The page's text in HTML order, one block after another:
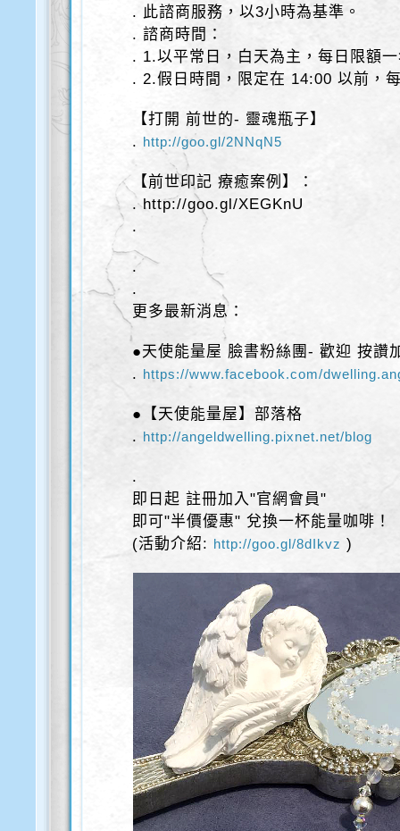
. 此諮商服務，以3小時為基準。
. 諮商時間：
. 1.以平常日，白天為主，每日限額
. 2.假日時間，限定在 14:00 以前，
【打開 前世的- 靈魂瓶子】
. http://goo.gl/2NNqN5
【前世印記 療癒案例】：
. http://goo.gl/XEGKnU
.
.
.
更多最新消息：
●天使能量屋 臉書粉絲團- 歡迎 按讚
. https://www.facebook.com/
●【天使能量屋】部落格
. http://angeldwelling.pixnet.net/blog
.
即日起 註冊加入"官網會員"
即可"半價優惠" 兌換一杯能量咖啡！
(活動介紹: http://goo.gl/8dIkvz )